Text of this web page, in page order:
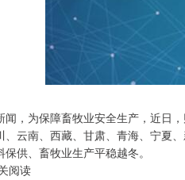
闻，为保障畜牧业安全生产，近日
、云南、西藏、甘肃、青海、宁夏
保供、畜牧业生产平稳越冬。
阅读